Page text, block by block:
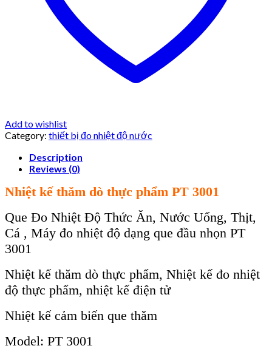
Add to wishlist
Category: thiết bị đo nhiệt độ nước
Description
Reviews (0)
Nhiệt kế thăm dò thực phẩm PT 3001
Que Đo Nhiệt Độ Thức Ăn, Nước Uống, Thịt,
Cá , Máy đo nhiệt độ dạng que đầu nhọn PT
3001
Nhiệt kế thăm dò thực phẩm, Nhiệt kế đo nhiệt
độ thực phẩm, nhiệt kế điện tử
Nhiệt kế cảm biến que thăm
Model: PT 3001